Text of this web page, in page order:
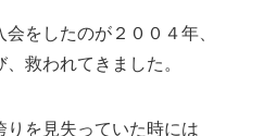
をしたのが２００４年、
救われてきました。
を見失っていた時には